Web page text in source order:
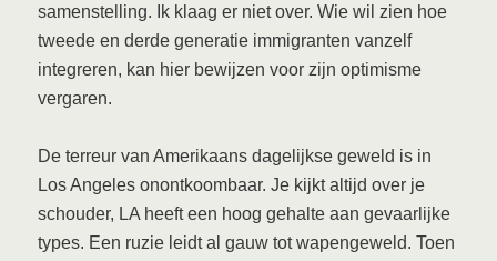
samenstelling. Ik klaag er niet over. Wie wil zien hoe
tweede en derde generatie immigranten vanzelf
integreren, kan hier bewijzen voor zijn optimisme
vergaren.
De terreur van Amerikaans dagelijkse geweld is in
Los Angeles onontkoombaar. Je kijkt altijd over je
schouder, LA heeft een hoog gehalte aan gevaarlijke
types. Een ruzie leidt al gauw tot wapengeweld. Toen